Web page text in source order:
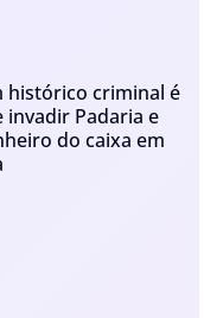
histórico criminal é
invadir Padaria e
do caixa em